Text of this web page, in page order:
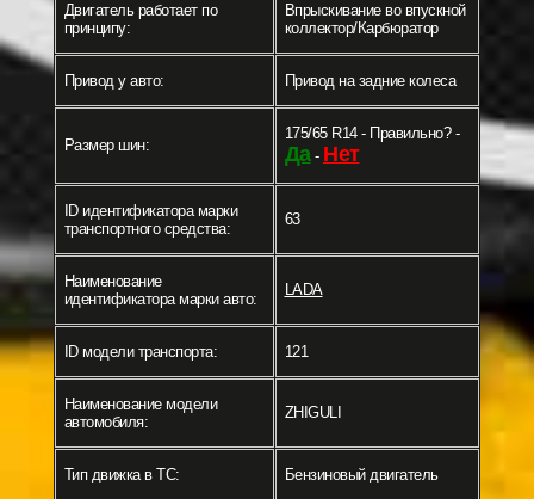
Двигатель работает по
принципу:
Впрыскивание во впускной
коллектор/Карбюратор
Привод у авто: Привод на задние колеса
Размер шин:
175/65 R14 - Правильно? -
Да- Нет
ID идентификатора марки
транспортного средства:
63
Наименование
идентификатора марки авто:
LADA
ID модели транспорта: 121
Наименование модели
автомобиля:
ZHIGULI
Тип движка в ТС: Бензиновый двигатель